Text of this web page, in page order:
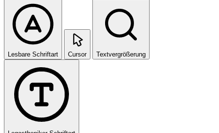
Lesbare Schriftart Cursor Textvergrößerung